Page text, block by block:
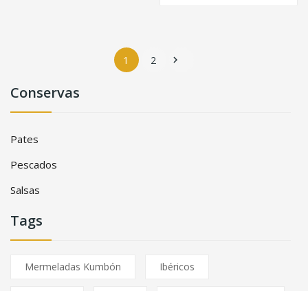
Conservas
Pates
Pescados
Salsas
Tags
Mermeladas Kumbón Ibéricos
1 2 